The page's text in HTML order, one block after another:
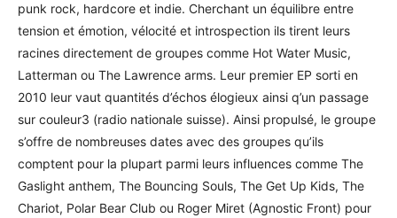
punk rock, hardcore et indie. Cherchant un équilibre entre
tension et émotion, vélocité et introspection ils tirent leurs
racines directement de groupes comme Hot Water Music,
Latterman ou The Lawrence arms. Leur premier EP sorti en
2010 leur vaut quantités d’échos élogieux ainsi q’un passage
sur couleur3 (radio nationale suisse). Ainsi propulsé, le groupe
s’offre de nombreuses dates avec des groupes qu’ils
comptent pour la plupart parmi leurs influences comme The
Gaslight anthem, The Bouncing Souls, The Get Up Kids, The
Chariot, Polar Bear Club ou Roger Miret (Agnostic Front) pour